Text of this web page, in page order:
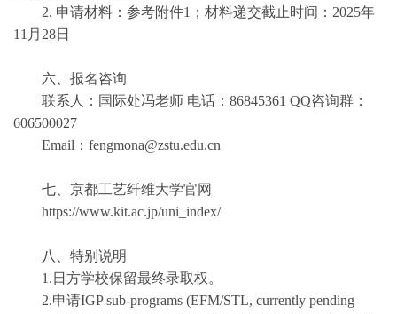
2. 申请材料：参考附件1；材料递交截止时间：2025年
11月28日
六、报名咨询
联系人：国际处冯老师 电话：86845361 QQ咨询群：
606500027
Email：fengmona@zstu.edu.cn
七、京都工艺纤维大学官网
https://www.kit.ac.jp/uni_index/
八、特别说明
1.日方学校保留最终录取权。
2.申请IGP sub-programs (EFM/STL, currently pending